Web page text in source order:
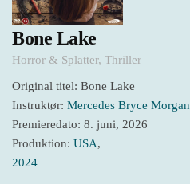
Bone Lake
Horror & Splatter, Thriller
Original titel: Bone Lake
Instruktør: Mercedes Bryce Morgan
Premieredato: 8. juni, 2026
Produktion: USA,
2024